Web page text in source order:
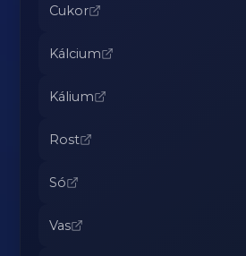
Cukor
Kálcium
Kálium
Rost
Só
Vas